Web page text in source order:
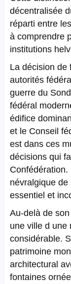
décentralisée
réparti entre
à comprendre
institutions
La décision de
autorités
guerre du
fédéral
édifice
et le Conseil
est dans ces
décisions qui
névralgique
essentiel et
Au-delà de
une ville d une
considérable.
patrimoine
architectural
fontaines